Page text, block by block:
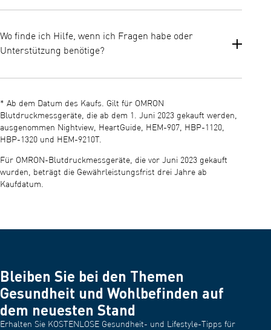
• Garantieschein
BMI-Erfassung mit nahtloser digitaler Speicherung wünschen.
Sie sollte in Innenräumen verwendet werden und ist nicht für
Wo finde ich Hilfe, wenn ich Fragen habe oder
Unterstützung benötige?
Zugriff auf Handbücher, Anleitungen und den Kundensupport.
* Ab dem Datum des Kaufs. Gilt für OMRON
Blutdruckmessgeräte, die ab dem 1. Juni 2023 gekauft werden,
ausgenommen Nightview, HeartGuide, HEM-907, HBP-1120,
HBP-1320 und HEM-9210T.
Für OMRON-Blutdruckmessgeräte, die vor Juni 2023 gekauft
wurden, beträgt die Gewährleistungsfrist drei Jahre ab
Kaufdatum.
Bleiben Sie bei den Themen
Gesundheit und Wohlbefinden auf
dem neuesten Stand
Erhalten Sie KOSTENLOSE Gesundheit- und Lifestyle-Tipps für